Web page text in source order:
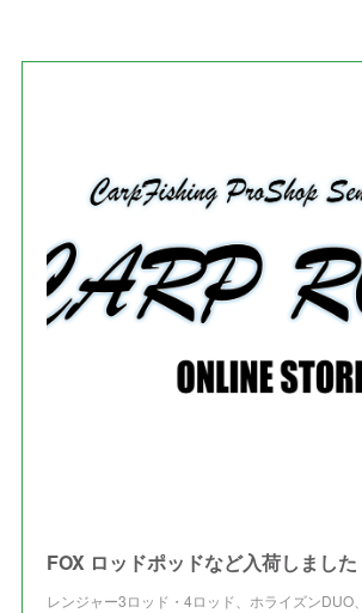
FOX ロッドポッドなど入荷しました
レンジャー3ロッド・4ロッド、ホライズンDUO